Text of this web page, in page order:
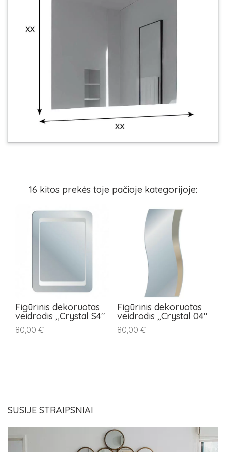
16 kitos prekės toje pačioje kategorijoje:
Figūrinis dekoruotas
veidrodis ,,Crystal S4''
80,00 €
Figūrinis dekoruotas
veidrodis ,,Crystal 04''
80,00 €
SUSIJE STRAIPSNIAI